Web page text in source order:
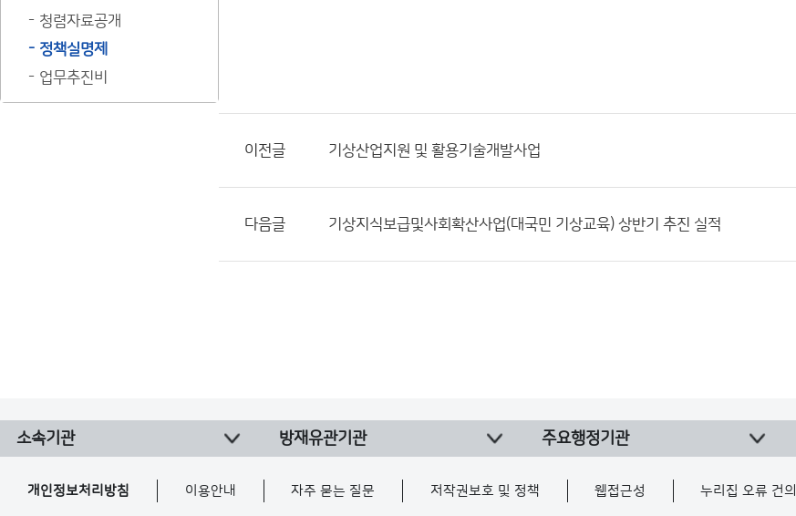
청렴자료공개
정책실명제
업무추진비
이전글 기상산업지원 및 활용기술개발사업
다음글 기상지식보급및사회확산사업(대국민 기상교육) 상반기 추진 실적
소속기관 방재유관기관 주요행정기관
개인정보처리방침 이용안내 자주 묻는 질문 저작권보호 및 정책 웹접근성 누리집 오류 건의